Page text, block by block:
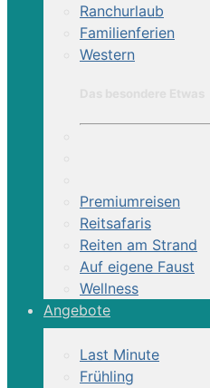
Ranchurlaub
Familienferien
Western
Premiumreisen
Reitsafaris
Reiten am Strand
Auf eigene Faust
Wellness
Angebote
Last Minute
Frühling